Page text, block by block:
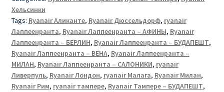
Хельсинки
Tags: Ryanair Аликанте, Ryanair Дюссельдорф, ryanair
Лаппеенранта, Ryanair Лаппеенранта – АФИНЫ, Ryanair
Лаппеенранта – БЕРЛИН, Ryanair Лаппеенранта – БУДАПЕШТ,
Ryanair Лаппеенранта – ВЕНА, Ryanair Лаппеенранта –
МИЛАН, Ryanair Лаппеенранта – САЛОНИКИ, ryanair
Ливерпуль, Ryanair Лондон, ryanair Малага, Ryanair Милан,
Ryanair Рим, ryanair тампере, Ryanair Тампере – БУДАПЕШТ,